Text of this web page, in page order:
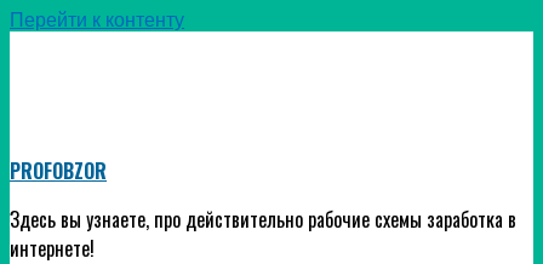
Перейти к контенту
PROFOBZOR
Здесь вы узнаете, про действительно рабочие схемы заработка в
интернете!